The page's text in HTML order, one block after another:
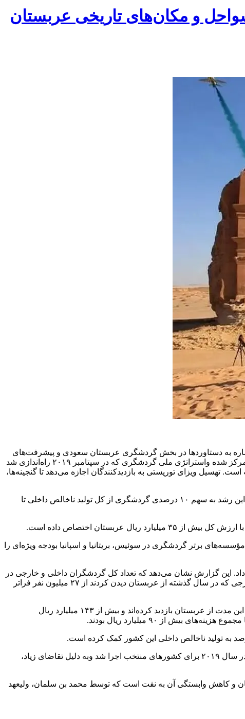
به دستاوردها در بخش گردشگری عربستان سعودی و پیشرفت‌های
حاصل در این حوزه، گفت: در چشم‌انداز ۲۰۳۰ بر تقویت بخش گردشگری به عنوان یک محرک کلیدی برای توسعه اقتصادی و اجتماعی تمرکز شده واستراتژی ملی گردشگری که در سپتامبر ۲۰۱۹ راه‌اندازی شد
ویزای توریستی به بازدیدکنندگان اجازه می‌دهد تا گنجینه‌ها،
او همچنین بر اهداف بلندپروازانه راهبرد ملی گردشگری با هدف جذب بیش از ۱۵۰ میلیون گردشگر تا سال ۲۰۳۰ تاکید کرد و یادآور شد: این رشد به سهم ۱۰ درصدی گردشگری از کل تولید ناخالص داخلی تا
برتر گردشگری در سوئیس، بریتانیا و اسپانیا بودجه ویژه‌ای را
از انتشار گزارش آماری سالانه این وزارتخانه در مستندسازی دستاوردها و اهداف بخش گردشگری در سال ۲۰۲۳ خبر داد. این گزارش نشان می‌دهد که تعداد کل گردشگران داخلی و خارجی در
سال ۲۰۲۳ به ۱۰۹ میلیون نفر رسیده است که نسبت به سال گذشته آن ۱۶ درصد رشد نشان می‌دهد. علاوه‌بر این، تعداد گردشگران خارجی که در سال گذشته از عربستان دیدن کردند از ۲۷ میلیون نفر فراتر
به گزارش ای‌توربونیوز، آمار و ارقام اولیه برای نیمه اول سال ۲۰۲۴ نیز حاکی از آن است که ۶۰ میلیون گردشگر داخلی و بین‌المللی در این مدت از عربستان بازدید کرده‌اند و بیش از ۱۴۳ میلیارد ریال
وزیر گردشگری عربستان درباره تأثیر ویزای الکترونیکی در جذب گردشگر به این کشور اظهار کرد: برنامه ویزای الکترونیکی عربستان در سال ۲۰۱۹ برای کشورهای منتخب اجرا شد وبه دلیل تقاضای زیاد،
اقتصاد عربستان و کاهش وابستگی آن به نفت است که توسط محمد بن سلمان، ولیعهد